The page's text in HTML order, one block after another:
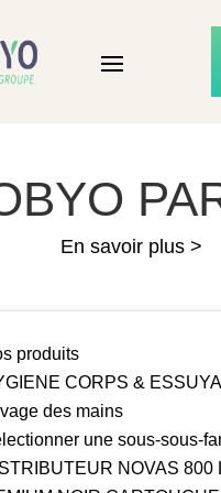
En savoir plus >
produits
CORPS &
des mains
une sous-sous-
NOVAS 800